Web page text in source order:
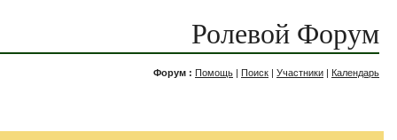
Ролевой Форум
Форум : Помощь | Поиск | Участники | Календарь